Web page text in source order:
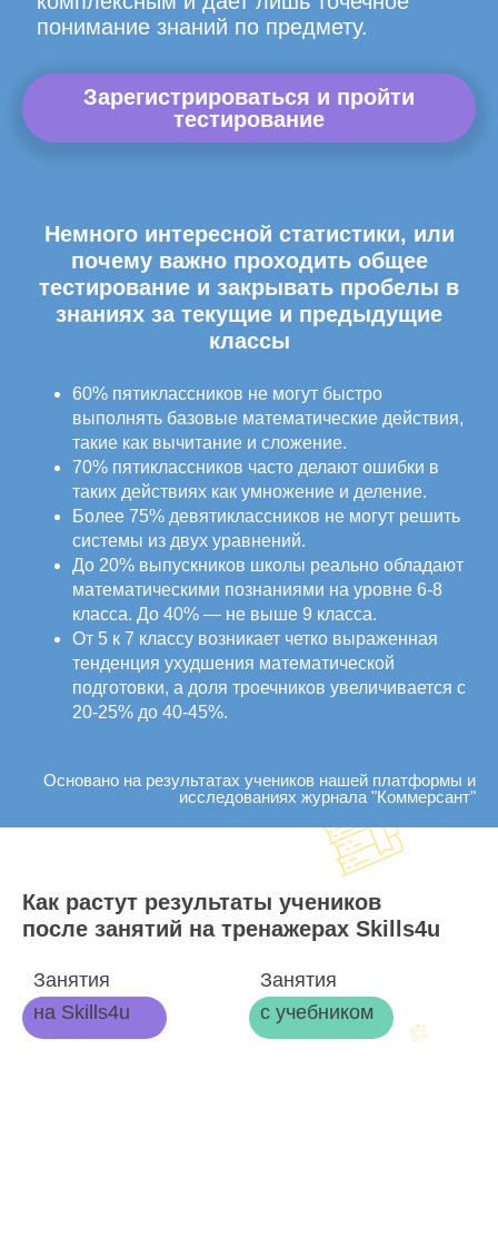
понимание знаний по предмету.
Зарегистрироваться и пройти
тестирование
Немного интересной статистики, или
почему важно проходить общее
тестирование и закрывать пробелы в
знаниях за текущие и предыдущие
классы
60% пятиклассников не могут быстро
выполнять базовые математические действия,
такие как вычитание и сложение.
70% пятиклассников часто делают ошибки в
таких действиях как умножение и деление.
Более 75% девятиклассников не могут решить
системы из двух уравнений.
До 20% выпускников школы реально обладают
математическими познаниями на уровне 6-8
класса. До 40% — не выше 9 класса.
От 5 к 7 классу возникает четко выраженная
тенденция ухудшения математической
подготовки, а доля троечников увеличивается с
20-25% до 40-45%.
Основано на результатах учеников нашей платформы и
исследованиях журнала "Коммерсант"
Как растут результаты учеников
после занятий на тренажерах Skills4u
Занятия
на Skills4u
Занятия
с учебником